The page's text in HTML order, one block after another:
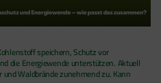
speichern, Schutz vor
die Energiewende unterstützen. Aktuell
Waldbrände zunehmend zu. Kann